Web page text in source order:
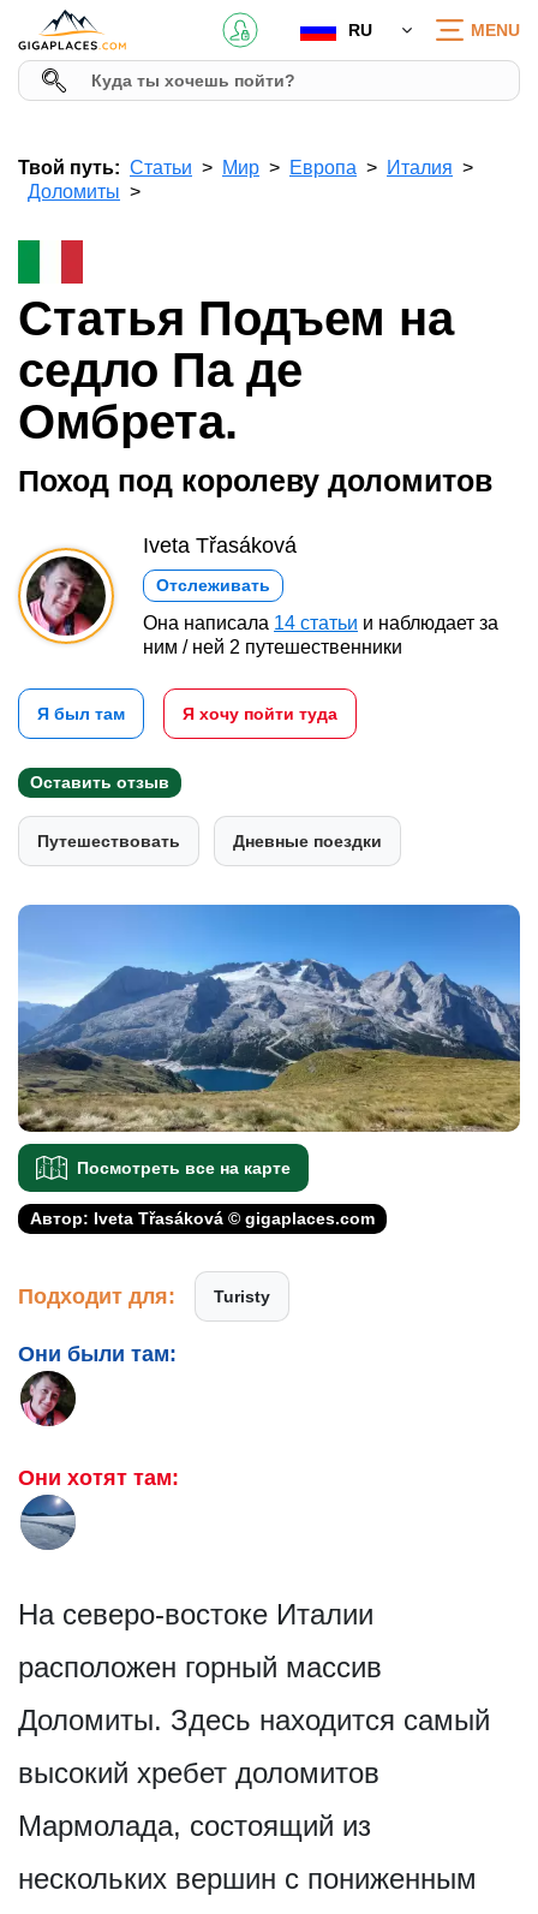
RU MENU
Твой путь: Статьи Мир Европа
Италия
Доломиты
Статья Подъем на
седло Па де
Омбрета.
Поход под королеву доломитов
Iveta Třasáková
Отслеживать
Она написала 14 статьи и наблюдает за
ним / ней 2 путешественники
Я был там Я хочу пойти туда
Оставить отзыв
Путешествовать Дневные поездки
Посмотреть все на карте
Автор: Iveta Třasáková © gigaplaces.com
Подходит для: Turisty
Они были там:
Они хотят там:
На северо-востоке Италии
расположен горный массив
Доломиты. Здесь находится самый
высокий хребет доломитов
Мармолада, состоящий из
нескольких вершин с пониженным